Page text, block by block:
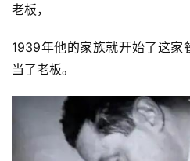
老板，
1939年他的家族就开始了这家
当了老板。